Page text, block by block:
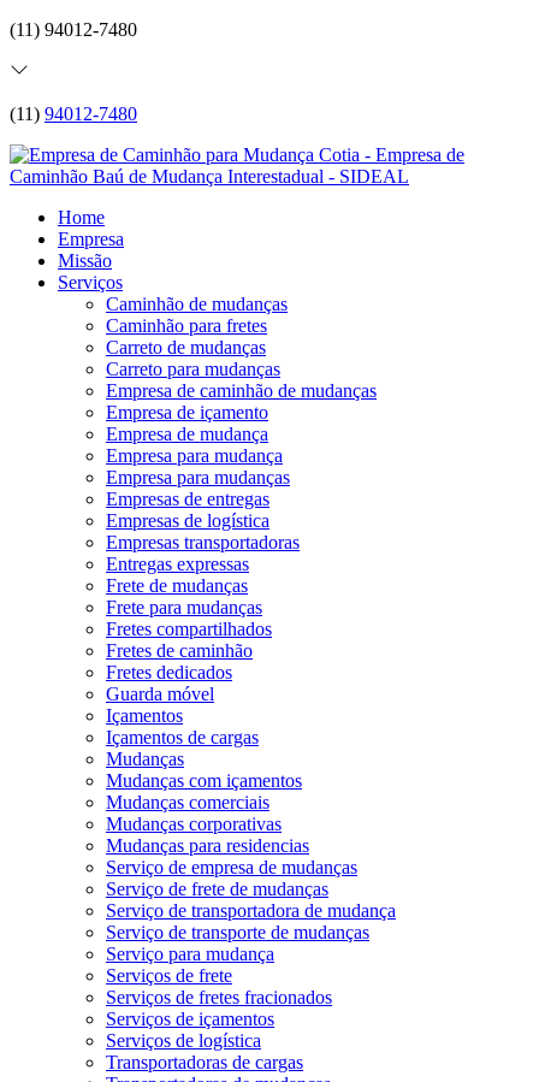
(11) 94012-7480
(11) 94012-7480
Home
Empresa
Missão
Serviços
Caminhão de mudanças
Caminhão para fretes
Carreto de mudanças
Carreto para mudanças
Empresa de caminhão de mudanças
Empresa de içamento
Empresa de mudança
Empresa para mudança
Empresa para mudanças
Empresas de entregas
Empresas de logística
Empresas transportadoras
Entregas expressas
Frete de mudanças
Frete para mudanças
Fretes compartilhados
Fretes de caminhão
Fretes dedicados
Guarda móvel
Içamentos
Içamentos de cargas
Mudanças
Mudanças com içamentos
Mudanças comerciais
Mudanças corporativas
Mudanças para residencias
Serviço de empresa de mudanças
Serviço de frete de mudanças
Serviço de transportadora de mudança
Serviço de transporte de mudanças
Serviço para mudança
Serviços de frete
Serviços de fretes fracionados
Serviços de içamentos
Serviços de logística
Transportadoras de cargas